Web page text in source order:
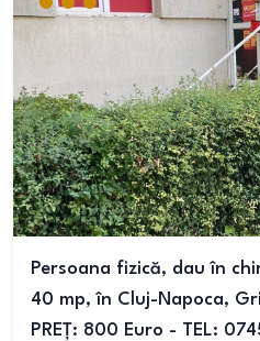
Persoana fizică, dau în
40 mp, în Cluj-Napoca,
PREȚ: 800 Euro - TEL: